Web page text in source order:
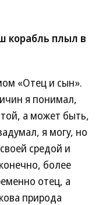
корабль плыл в
«Отец и сын».
я понимал,
а может быть,
я могу, но
средой и
более
отец, а
природа